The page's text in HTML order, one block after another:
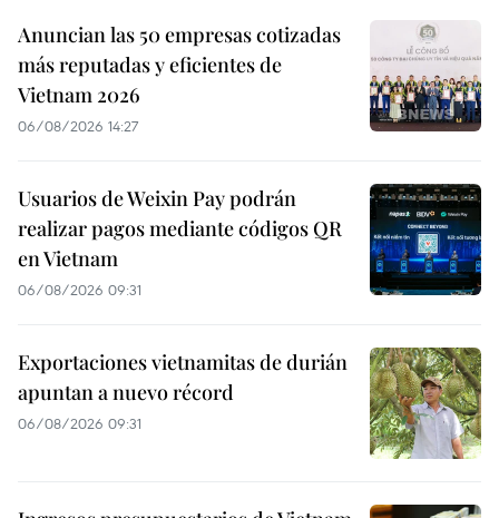
Anuncian las 50 empresas cotizadas
más reputadas y eficientes de
Vietnam 2026
06/08/2026 14:27
Usuarios de Weixin Pay podrán
realizar pagos mediante códigos QR
en Vietnam
06/08/2026 09:31
Exportaciones vietnamitas de durián
apuntan a nuevo récord
06/08/2026 09:31